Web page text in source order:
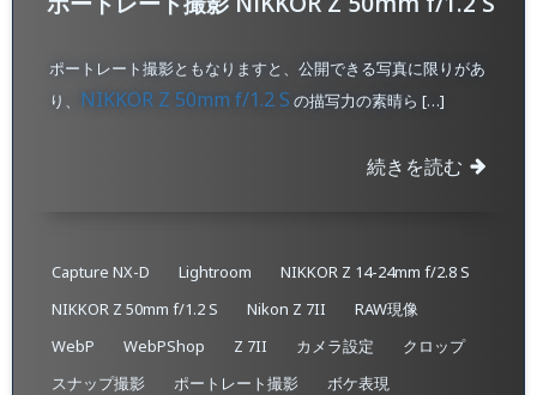
ポートレート撮影ともなりますと、公開できる写真に限りがあ
り、
NIKKOR Z 50mm f/1.2 S の描写力の素晴ら […]
続きを読む
Capture NX-D Lightroom
NIKKOR Z 14-24mm f/2.8 S
NIKKOR Z 50mm f/1.2 S
Nikon Z 7II
RAW現像
WebP
WebPShop Z 7II カメラ設定
クロップ
スナップ撮影
ポートレート撮影
ボケ表現